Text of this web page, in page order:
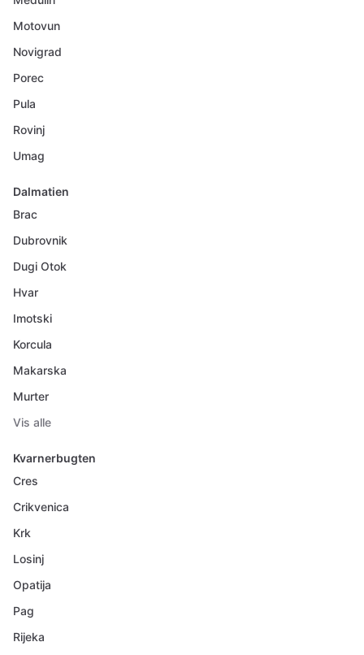
Motovun
Novigrad
Porec
Pula
Rovinj
Umag
Dalmatien
Brac
Dubrovnik
Dugi Otok
Hvar
Imotski
Korcula
Makarska
Murter
Vis alle
Kvarnerbugten
Cres
Crikvenica
Krk
Losinj
Opatija
Pag
Rijeka